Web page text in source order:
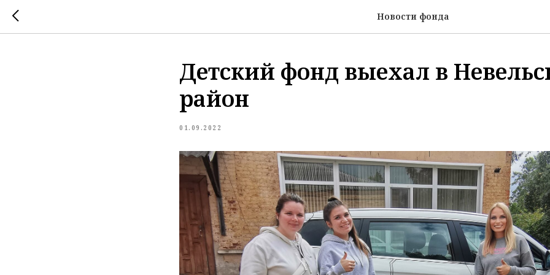
Новости фонда
Детский фонд выехал в
район
01.09.2022